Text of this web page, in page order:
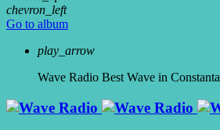
chevron_left
Go to album
play_arrow
Wave Radio Best Wave in Constanta